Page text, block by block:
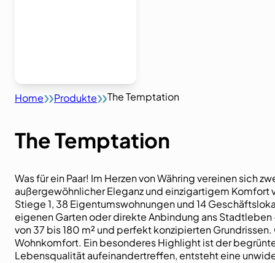
Home Produkte The Temptation
The Temptation
Was für ein Paar! Im Herzen von Währing vereinen sich
außergewöhnlicher Eleganz und einzigartigem Komfort
Stiege 1, 38 Eigentumswohnungen und 14
eigenen Garten oder direkte Anbindung ans
von 37 bis 180 m² und perfekt konzipierten
Wohnkomfort. Ein besonderes Highlight ist der
Lebensqualität aufeinandertreffen, entsteht eine